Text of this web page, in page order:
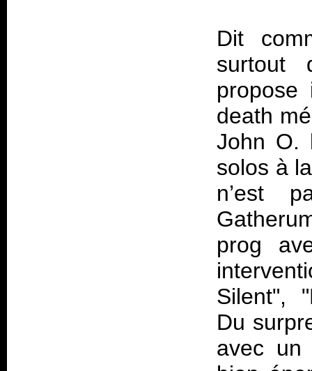
Dit
surtout
death
John O.
solos à
n’est
prog
Silent",
Du
avec un